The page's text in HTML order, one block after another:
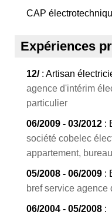
CAP
Expériences
12/: Artisan
agence d'intérim
particulier
06/2009 - 03/2012 :
société cobelec
appartement,
05/2008 - 06/2009 :
bref service
06/2004 - 05/2008 :